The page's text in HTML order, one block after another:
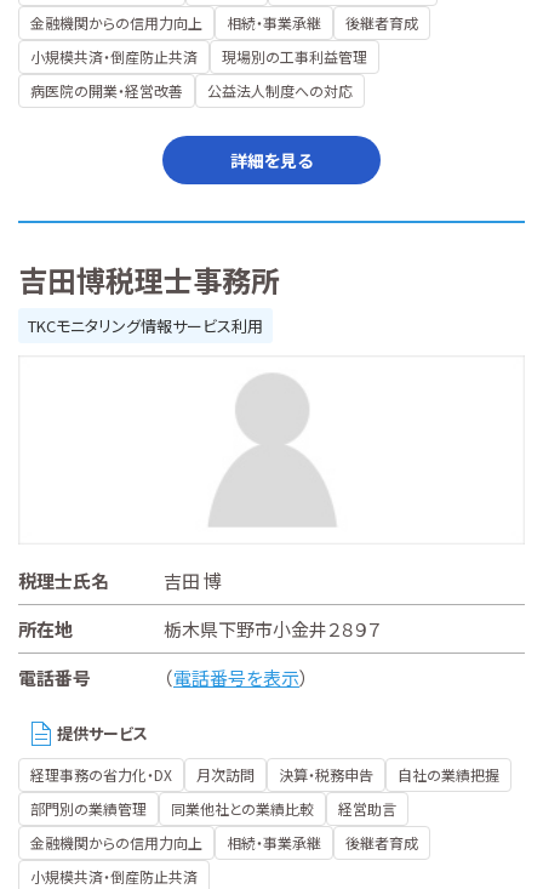
金融機関からの信用力向上
相続・事業承継
後継者育成
小規模共済・倒産防止共済
現場別の工事利益管理
病医院の開業・経営改善
公益法人制度への対応
詳細を見る
吉田博税理士事務所
TKCモニタリング情報サービス利用
税理士氏名
吉田 博
所在地
栃木県下野市小金井２８９７
電話番号
（電話番号を表示）
提供サービス
経理事務の省力化・DX 月次訪問 決算・税務申告
自社の業績把握
部門別の業績管理
同業他社との業績比較
経営助言
金融機関からの信用力向上
相続・事業承継
後継者育成
小規模共済・倒産防止共済